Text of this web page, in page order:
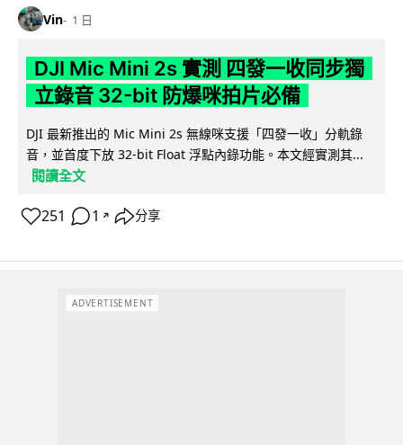
Vin 1 日
DJI Mic Mini 2s 實測 四發一收同步獨
立錄音 32-bit 防爆咪拍片必備
DJI 最新推出的 Mic Mini 2s 無線咪支援「四發一收」分軌錄
音，並首度下放 32-bit Float 浮點內錄功能。本文經實測其...
閱讀全文
251 1 ↗ 分享
ADVERTISEMENT